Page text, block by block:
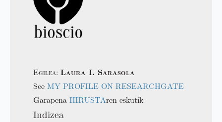
Egilea: Laura I. Sarasola
See MY PROFILE ON RESEARCHGATE
Garapena HIRUSTAren eskutik
Indizea